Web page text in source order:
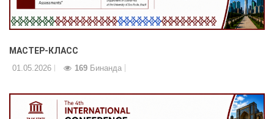
МАСТЕР-КЛАСС
01.05.2026 169 Бинанда